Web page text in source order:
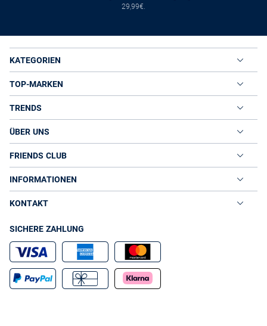
29,99€.
KATEGORIEN
TOP-MARKEN
TRENDS
ÜBER UNS
FRIENDS CLUB
INFORMATIONEN
KONTAKT
SICHERE ZAHLUNG